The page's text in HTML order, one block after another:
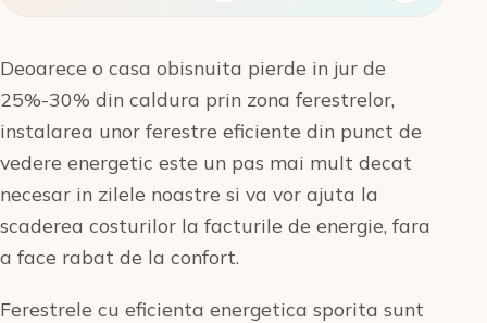
Deoarece o casa obisnuita pierde in jur de
25%-30% din caldura prin zona ferestrelor,
instalarea unor ferestre eficiente din punct de
vedere energetic este un pas mai mult decat
necesar in zilele noastre si va vor ajuta la
scaderea costurilor la facturile de energie, fara
a face rabat de la confort.
Ferestrele cu eficienta energetica sporita sunt